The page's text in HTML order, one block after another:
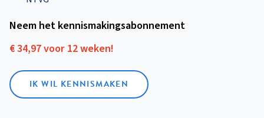
Neem het kennismakings­abonnement
€ 34,97 voor 12 weken!
IK WIL KENNISMAKEN